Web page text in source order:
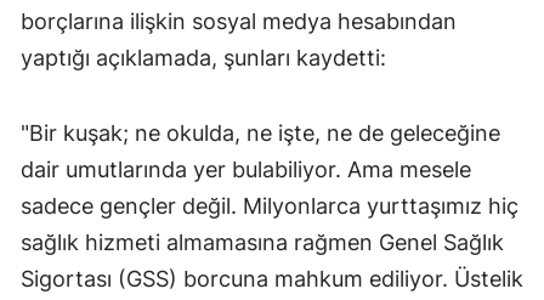
borçlarına ilişkin sosyal medya hesabından
yaptığı açıklamada, şunları kaydetti:
"Bir kuşak; ne okulda, ne işte, ne de geleceğine
dair umutlarında yer bulabiliyor. Ama mesele
sadece gençler değil. Milyonlarca yurttaşımız hiç
sağlık hizmeti almamasına rağmen Genel Sağlık
Sigortası (GSS) borcuna mahkum ediliyor. Üstelik